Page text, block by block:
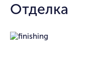
Отделка